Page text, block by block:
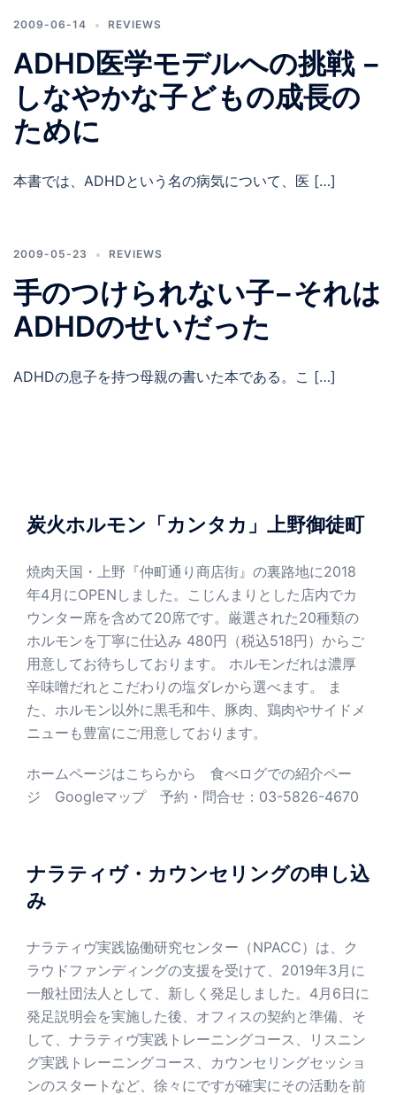
2009-06-14 REVIEWS
ADHD医学モデルへの挑戦 −
しなやかな子どもの成長の
ために
本書では、ADHDという名の病気について、医 […]
2009-05-23 REVIEWS
手のつけられない子−それは
ADHDのせいだった
ADHDの息子を持つ母親の書いた本である。こ […]
炭火ホルモン「カンタカ」上野御徒町
焼肉天国・上野『仲町通り商店街』の裏路地に2018
年4月にOPENしました。こじんまりとした店内でカ
ウンター席を含めて20席です。厳選された20種類の
ホルモンを丁寧に仕込み 480円（税込518円）からご
用意してお待ちしております。 ホルモンだれは濃厚
辛味噌だれとこだわりの塩ダレから選べます。 ま
た、ホルモン以外に黒毛和牛、豚肉、鶏肉やサイドメ
ニューも豊富にご用意しております。
ホームページはこちらから
食べログでの紹介ペー
ジ
Googleマップ予約・問合せ：03-5826-4670
ナラティヴ・カウンセリングの申し込
み
ナラティヴ実践協働研究センター（NPACC）は、ク
ラウドファンディングの支援を受けて、2019年3月に
一般社団法人として、新しく発足しました。4月6日に
発足説明会を実施した後、オフィスの契約と準備、そ
して、ナラティヴ実践トレーニングコース、リスニン
グ実践トレーニングコース、カウンセリングセッショ
ンのスタートなど、徐々にですが確実にその活動を前